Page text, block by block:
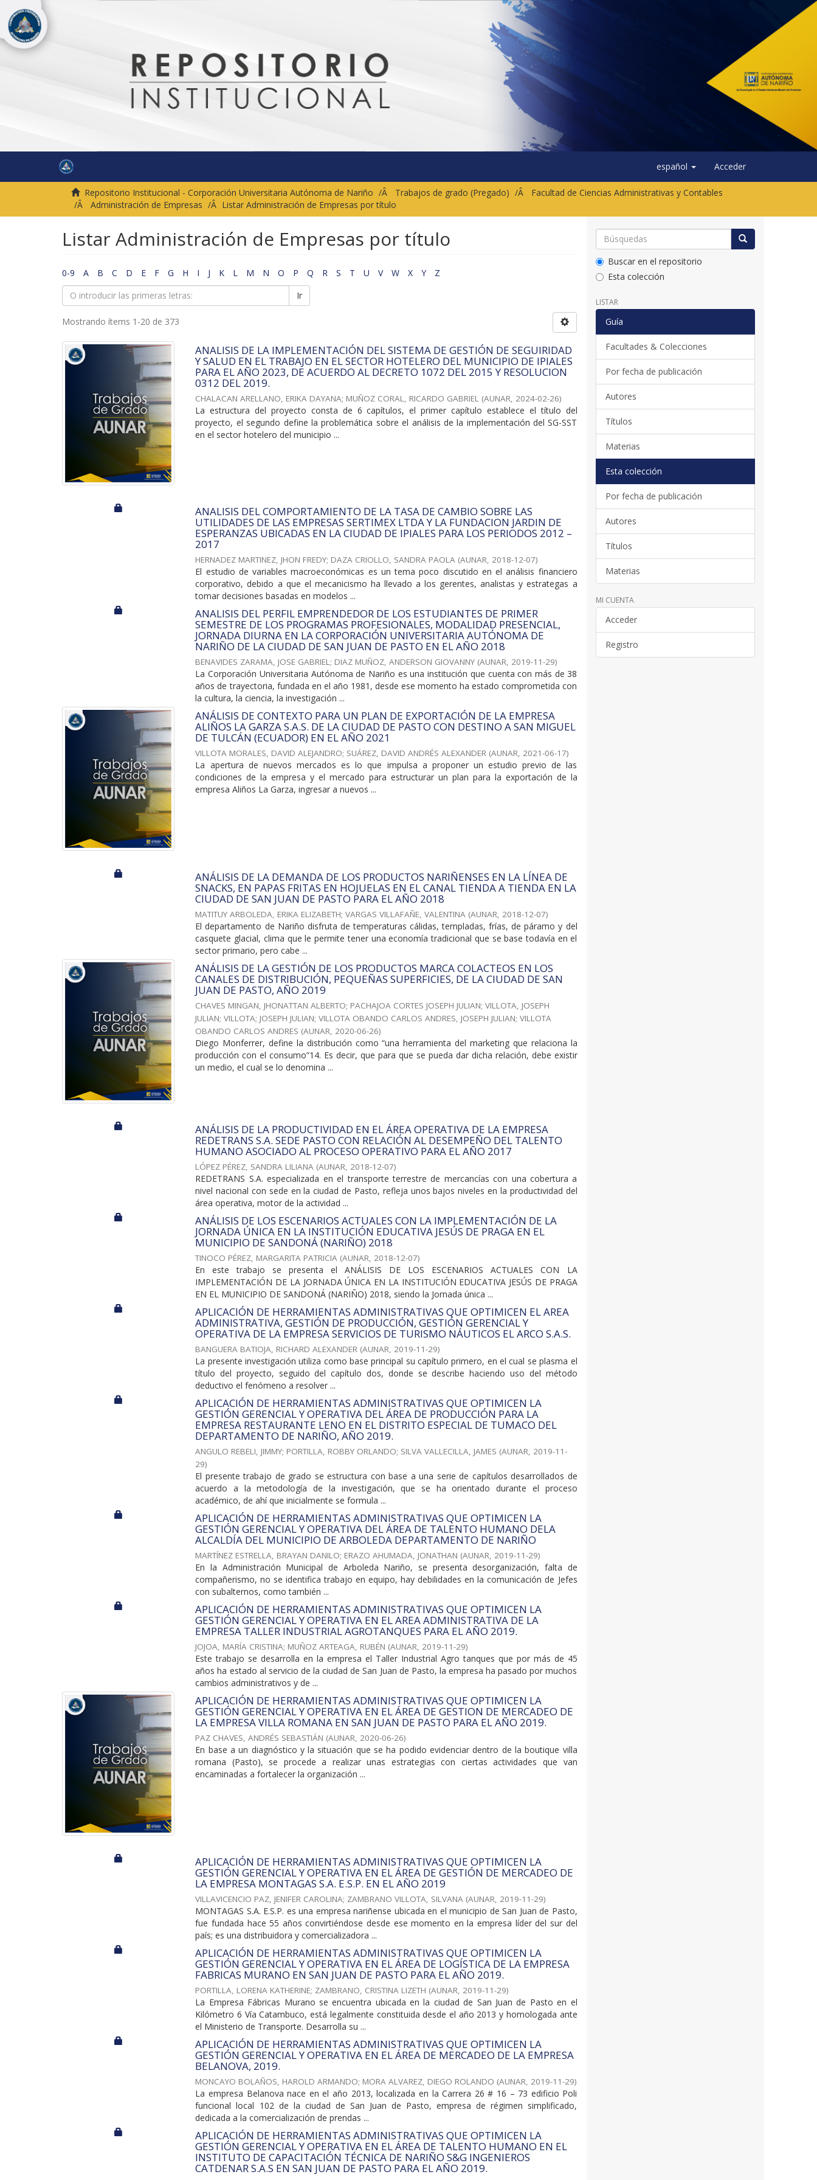
español Acceder
Repositorio Institucional - Corporación Universitaria Autónoma de Nariño Trabajos de grado (Pregado)
Facultad de Ciencias Administrativas y Contables
Administración de Empresas
Listar Administración de Empresas por título
Listar Administración de Empresas por título
0-9 A B C D E F G H I J K L M N O P Q R S T U V W X Y
Z
Ir
Mostrando ítems 1-20 de 373
ANALISIS DE LA IMPLEMENTACIÓN DEL SISTEMA DE GESTIÓN DE SEGUIRIDAD
Y SALUD EN EL TRABAJO EN EL SECTOR HOTELERO DEL MUNICIPIO DE IPIALES
PARA EL AÑO 2023, DE ACUERDO AL DECRETO 1072 DEL 2015 Y RESOLUCION
0312 DEL 2019.
CHALACAN ARELLANO, ERIKA DAYANA; MUÑOZ CORAL, RICARDO GABRIEL (AUNAR, 2024-02-26)
La estructura del proyecto consta de 6 capítulos, el primer capítulo establece el título del
proyecto, el segundo define la problemática sobre el análisis de la implementación del SG-SST
en el sector hotelero del municipio ...
ANALISIS DEL COMPORTAMIENTO DE LA TASA DE CAMBIO SOBRE LAS
UTILIDADES DE LAS EMPRESAS SERTIMEX LTDA Y LA FUNDACION JARDIN DE
ESPERANZAS UBICADAS EN LA CIUDAD DE IPIALES PARA LOS PERIODOS 2012 –
2017
HERNADEZ MARTINEZ, JHON FREDY; DAZA CRIOLLO, SANDRA PAOLA (AUNAR, 2018-12-07)
El estudio de variables macroeconómicas es un tema poco discutido en el análisis financiero
corporativo, debido a que el mecanicismo ha llevado a los gerentes, analistas y estrategas a
tomar decisiones basadas en modelos ...
ANALISIS DEL PERFIL EMPRENDEDOR DE LOS ESTUDIANTES DE PRIMER
SEMESTRE DE LOS PROGRAMAS PROFESIONALES, MODALIDAD PRESENCIAL,
JORNADA DIURNA EN LA CORPORACIÓN UNIVERSITARIA AUTÓNOMA DE
NARIÑO DE LA CIUDAD DE SAN JUAN DE PASTO EN EL AÑO 2018
BENAVIDES ZARAMA, JOSE GABRIEL; DIAZ MUÑOZ, ANDERSON GIOVANNY (AUNAR, 2019-11-29)
La Corporación Universitaria Autónoma de Nariño es una institución que cuenta con más de 38
años de trayectoria, fundada en el año 1981, desde ese momento ha estado comprometida con
la cultura, la ciencia, la investigación ...
ANÁLISIS DE CONTEXTO PARA UN PLAN DE EXPORTACIÓN DE LA EMPRESA
ALIÑOS LA GARZA S.A.S. DE LA CIUDAD DE PASTO CON DESTINO A SAN MIGUEL
DE TULCÁN (ECUADOR) EN EL AÑO 2021
VILLOTA MORALES, DAVID ALEJANDRO; SUÁREZ, DAVID ANDRÉS ALEXANDER (AUNAR, 2021-06-17)
La apertura de nuevos mercados es lo que impulsa a proponer un estudio previo de las
condiciones de la empresa y el mercado para estructurar un plan para la exportación de la
empresa Aliños La Garza, ingresar a nuevos ...
ANÁLISIS DE LA DEMANDA DE LOS PRODUCTOS NARIÑENSES EN LA LÍNEA DE
SNACKS, EN PAPAS FRITAS EN HOJUELAS EN EL CANAL TIENDA A TIENDA EN LA
CIUDAD DE SAN JUAN DE PASTO PARA EL AÑO 2018
MATITUY ARBOLEDA, ERIKA ELIZABETH;VARGAS VILLAFAÑE, VALENTINA (AUNAR, 2018-12-07)
El departamento de Nariño disfruta de temperaturas cálidas, templadas, frías, de páramo y del
casquete glacial, clima que le permite tener una economía tradicional que se base todavía en el
sector primario, pero cabe ...
ANÁLISIS DE LA GESTIÓN DE LOS PRODUCTOS MARCA COLACTEOS EN LOS
CANALES DE DISTRIBUCIÓN, PEQUEÑAS SUPERFICIES, DE LA CIUDAD DE SAN
JUAN DE PASTO, AÑO 2019
CHAVES MINGAN, JHONATTAN ALBERTO; PACHAJOA CORTES JOSEPH JULIAN; VILLOTA, JOSEPH
JULIAN; VILLOTA; JOSEPH JULIAN; VILLOTA OBANDO CARLOS ANDRES, JOSEPH JULIAN; VILLOTA
OBANDO CARLOS ANDRES (AUNAR, 2020-06-26)
Diego Monferrer, define la distribución como “una herramienta del marketing que relaciona la
producción con el consumo”14. Es decir, que para que se pueda dar dicha relación, debe existir
un medio, el cual se lo denomina ...
ANÁLISIS DE LA PRODUCTIVIDAD EN EL ÁREA OPERATIVA DE LA EMPRESA
REDETRANS S.A. SEDE PASTO CON RELACIÓN AL DESEMPEÑO DEL TALENTO
HUMANO ASOCIADO AL PROCESO OPERATIVO PARA EL AÑO 2017
LÓPEZ PÉREZ, SANDRA LILIANA (AUNAR, 2018-12-07)
REDETRANS S.A. especializada en el transporte terrestre de mercancías con una cobertura a
nivel nacional con sede en la ciudad de Pasto, refleja unos bajos niveles en la productividad del
área operativa, motor de la actividad ...
ANÁLISIS DE LOS ESCENARIOS ACTUALES CON LA IMPLEMENTACIÓN DE LA
JORNADA ÚNICA EN LA INSTITUCIÓN EDUCATIVA JESÚS DE PRAGA EN EL
MUNICIPIO DE SANDONÁ (NARIÑO) 2018
TINOCO PÉREZ, MARGARITA PATRICIA (AUNAR, 2018-12-07)
En este trabajo se presenta el ANÁLISIS DE LOS ESCENARIOS ACTUALES CON LA
IMPLEMENTACIÓN DE LA JORNADA ÚNICA EN LA INSTITUCIÓN EDUCATIVA JESÚS DE PRAGA
EN EL MUNICIPIO DE SANDONÁ (NARIÑO) 2018, siendo la Jornada única ...
APLICACIÓN DE HERRAMIENTAS ADMINISTRATIVAS QUE OPTIMICEN EL AREA
ADMINISTRATIVA, GESTIÓN DE PRODUCCIÓN, GESTIÓN GERENCIAL Y
OPERATIVA DE LA EMPRESA SERVICIOS DE TURISMO NÁUTICOS EL ARCO S.A.S.
BANGUERA BATIOJA, RICHARD ALEXANDER (AUNAR, 2019-11-29)
La presente investigación utiliza como base principal su capítulo primero, en el cual se plasma el
título del proyecto, seguido del capítulo dos, donde se describe haciendo uso del método
deductivo el fenómeno a resolver ...
APLICACIÓN DE HERRAMIENTAS ADMINISTRATIVAS QUE OPTIMICEN LA
GESTIÓN GERENCIAL Y OPERATIVA DEL ÁREA DE PRODUCCIÓN PARA LA
EMPRESA RESTAURANTE LENO EN EL DISTRITO ESPECIAL DE TUMACO DEL
DEPARTAMENTO DE NARIÑO, AÑO 2019.
ANGULO REBELI, JIMMY; PORTILLA, ROBBY ORLANDO; SILVA VALLECILLA, JAMES (AUNAR, 2019-11-
29)
El presente trabajo de grado se estructura con base a una serie de capítulos desarrollados de
acuerdo a la metodología de la investigación, que se ha orientado durante el proceso
académico, de ahí que inicialmente se formula ...
APLICACIÓN DE HERRAMIENTAS ADMINISTRATIVAS QUE OPTIMICEN LA
GESTIÓN GERENCIAL Y OPERATIVA DEL ÁREA DE TALENTO HUMANO DELA
ALCALDÍA DEL MUNICIPIO DE ARBOLEDA DEPARTAMENTO DE NARIÑO
MARTÍNEZ ESTRELLA, BRAYAN DANILO; ERAZO AHUMADA, JONATHAN (AUNAR, 2019-11-29)
En la Administración Municipal de Arboleda Nariño, se presenta desorganización, falta de
compañerismo, no se identifica trabajo en equipo, hay debilidades en la comunicación de Jefes
con subalternos, como también ...
APLICACIÓN DE HERRAMIENTAS ADMINISTRATIVAS QUE OPTIMICEN LA
GESTIÓN GERENCIAL Y OPERATIVA EN EL AREA ADMINISTRATIVA DE LA
EMPRESA TALLER INDUSTRIAL AGROTANQUES PARA EL AÑO 2019.
JOJOA, MARÍA CRISTINA; MUÑOZ ARTEAGA, RUBÉN (AUNAR, 2019-11-29)
Este trabajo se desarrolla en la empresa el Taller Industrial Agro tanques que por más de 45
años ha estado al servicio de la ciudad de San Juan de Pasto, la empresa ha pasado por muchos
cambios administrativos y de ...
APLICACIÓN DE HERRAMIENTAS ADMINISTRATIVAS QUE OPTIMICEN LA
GESTIÓN GERENCIAL Y OPERATIVA EN EL ÁREA DE GESTION DE MERCADEO DE
LA EMPRESA VILLA ROMANA EN SAN JUAN DE PASTO PARA EL AÑO 2019.
PAZ CHAVES, ANDRÉS SEBASTIÁN (AUNAR, 2020-06-26)
En base a un diagnóstico y la situación que se ha podido evidenciar dentro de la boutique villa
romana (Pasto), se procede a realizar unas estrategias con ciertas actividades que van
encaminadas a fortalecer la organización ...
APLICACIÓN DE HERRAMIENTAS ADMINISTRATIVAS QUE OPTIMICEN LA
GESTIÓN GERENCIAL Y OPERATIVA EN EL ÁREA DE GESTIÓN DE MERCADEO DE
LA EMPRESA MONTAGAS S.A. E.S.P. EN EL AÑO 2019
VILLAVICENCIO PAZ, JENIFER CAROLINA; ZAMBRANO VILLOTA, SILVANA (AUNAR, 2019-11-29)
MONTAGAS S.A. E.S.P. es una empresa nariñense ubicada en el municipio de San Juan de Pasto,
fue fundada hace 55 años convirtiéndose desde ese momento en la empresa líder del sur del
país; es una distribuidora y comercializadora ...
APLICACIÓN DE HERRAMIENTAS ADMINISTRATIVAS QUE OPTIMICEN LA
GESTIÓN GERENCIAL Y OPERATIVA EN EL ÁREA DE LOGÍSTICA DE LA EMPRESA
FABRICAS MURANO EN SAN JUAN DE PASTO PARA EL AÑO 2019.
PORTILLA, LORENA KATHERINE; ZAMBRANO, CRISTINA LIZETH (AUNAR, 2019-11-29)
La Empresa Fábricas Murano se encuentra ubicada en la ciudad de San Juan de Pasto en el
Kilómetro 6 Vía Catambuco, está legalmente constituida desde el año 2013 y homologada ante
el Ministerio de Transporte. Desarrolla su ...
APLICACIÓN DE HERRAMIENTAS ADMINISTRATIVAS QUE OPTIMICEN LA
GESTIÓN GERENCIAL Y OPERATIVA EN EL ÁREA DE MERCADEO DE LA EMPRESA
BELANOVA, 2019.
MONCAYO BOLAÑOS, HAROLD ARMANDO; MORA ALVAREZ, DIEGO ROLANDO (AUNAR, 2019-11-29)
La empresa Belanova nace en el año 2013, localizada en la Carrera 26 # 16 – 73 edificio Poli
funcional local 102 de la ciudad de San Juan de Pasto, empresa de régimen simplificado,
dedicada a la comercialización de prendas ...
APLICACIÓN DE HERRAMIENTAS ADMINISTRATIVAS QUE OPTIMICEN LA
GESTIÓN GERENCIAL Y OPERATIVA EN EL ÁREA DE TALENTO HUMANO EN EL
INSTITUTO DE CAPACITACIÓN TÉCNICA DE NARIÑO S&G INGENIEROS
CATDENAR S.A.S EN SAN JUAN DE PASTO PARA EL AÑO 2019.
Buscar en el repositorio
Esta colección
LISTAR
Guía
Facultades & Colecciones
Por fecha de publicación
Autores
Títulos
Materias
Esta colección
Por fecha de publicación
Autores
Títulos
Materias
MI CUENTA
Acceder
Registro